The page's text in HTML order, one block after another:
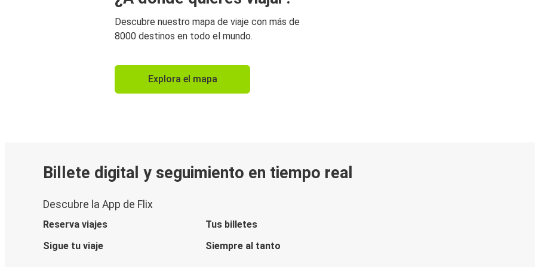
Descubre nuestro mapa de viaje con más de
8000 destinos en todo el mundo.
Explora el mapa
Billete digital y seguimiento en tiempo real
Descubre la App de Flix
Reserva viajes
Tus billetes
Sigue tu viaje
Siempre al tanto